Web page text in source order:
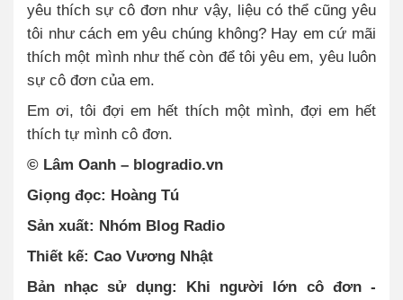
yêu thích sự cô đơn như vậy, liệu có thể cũng yêu
tôi như cách em yêu chúng không? Hay em cứ mãi
thích một mình như thế còn để tôi yêu em, yêu luôn
sự cô đơn của em.
Em ơi, tôi đợi em hết thích một mình, đợi em hết
thích tự mình cô đơn.
© Lâm Oanh – blogradio.vn
Giọng đọc: Hoàng Tú
Sản xuất: Nhóm Blog Radio
Thiết kế: Cao Vương Nhật
Bản nhạc sử dụng: Khi người lớn cô đơn -